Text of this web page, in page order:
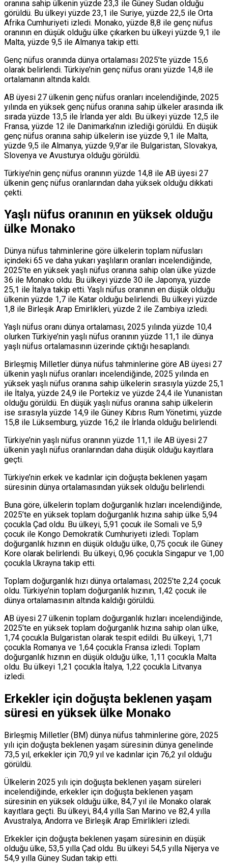
oranına sahip ülkenin yüzde 23,3 ile Güney Sudan olduğu
görüldü. Bu ülkeyi yüzde 23,1 ile Suriye, yüzde 22,5 ile Orta
Afrika Cumhuriyeti izledi. Monako, yüzde 8,8 ile genç nüfus
oranının en düşük olduğu ülke çıkarken bu ülkeyi yüzde 9,1 ile
Malta, yüzde 9,5 ile Almanya takip etti.
Genç nüfus oranında dünya ortalaması 2025’te yüzde 15,6
olarak belirlendi. Türkiye’nin genç nüfus oranı yüzde 14,8 ile
ortalamanın altında kaldı.
AB üyesi 27 ülkenin genç nüfus oranları incelendiğinde, 2025
yılında en yüksek genç nüfus oranına sahip ülkeler arasında ilk
sırada yüzde 13,5 ile İrlanda yer aldı. Bu ülkeyi yüzde 12,5 ile
Fransa, yüzde 12 ile Danimarka’nın izlediği görüldü. En düşük
genç nüfus oranına sahip ülkelerin ise yüzde 9,1 ile Malta,
yüzde 9,5 ile Almanya, yüzde 9,9’ar ile Bulgaristan, Slovakya,
Slovenya ve Avusturya olduğu görüldü.
Türkiye’nin genç nüfus oranının yüzde 14,8 ile AB üyesi 27
ülkenin genç nüfus oranlarından daha yüksek olduğu dikkati
çekti.
Yaşlı nüfus oranının en yüksek olduğu
ülke Monako
Dünya nüfus tahminlerine göre ülkelerin toplam nüfusları
içindeki 65 ve daha yukarı yaşlıların oranları incelendiğinde,
2025’te en yüksek yaşlı nüfus oranına sahip olan ülke yüzde
36 ile Monako oldu. Bu ülkeyi yüzde 30 ile Japonya, yüzde
25,1 ile İtalya takip etti. Yaşlı nüfus oranının en düşük olduğu
ülkenin yüzde 1,7 ile Katar olduğu belirlendi. Bu ülkeyi yüzde
1,8 ile Birleşik Arap Emirlikleri, yüzde 2 ile Zambiya izledi.
Yaşlı nüfus oranı dünya ortalaması, 2025 yılında yüzde 10,4
olurken Türkiye’nin yaşlı nüfus oranının yüzde 11,1 ile dünya
yaşlı nüfus ortalamasının üzerinde çıktığı hesaplandı.
Birleşmiş Milletler dünya nüfus tahminlerine göre AB üyesi 27
ülkenin yaşlı nüfus oranları incelendiğinde, 2025 yılında en
yüksek yaşlı nüfus oranına sahip ülkelerin sırasıyla yüzde 25,1
ile İtalya, yüzde 24,9 ile Portekiz ve yüzde 24,4 ile Yunanistan
olduğu görüldü. En düşük yaşlı nüfus oranına sahip ülkelerin
ise sırasıyla yüzde 14,9 ile Güney Kıbrıs Rum Yönetimi, yüzde
15,8 ile Lüksemburg, yüzde 16,2 ile İrlanda olduğu belirlendi.
Türkiye’nin yaşlı nüfus oranının yüzde 11,1 ile AB üyesi 27
ülkenin yaşlı nüfus oranlarından daha düşük olduğu kayıtlara
geçti.
Türkiye’nin erkek ve kadınlar için doğuşta beklenen yaşam
süresinin dünya ortalamasından yüksek olduğu belirlendi.
Buna göre, ülkelerin toplam doğurganlık hızları incelendiğinde,
2025’te en yüksek toplam doğurganlık hızına sahip ülke 5,94
çocukla Çad oldu. Bu ülkeyi, 5,91 çocuk ile Somali ve 5,9
çocuk ile Kongo Demokratik Cumhuriyeti izledi. Toplam
doğurganlık hızının en düşük olduğu ülke, 0,75 çocuk ile Güney
Kore olarak belirlendi. Bu ülkeyi, 0,96 çocukla Singapur ve 1,00
çocukla Ukrayna takip etti.
Toplam doğurganlık hızı dünya ortalaması, 2025’te 2,24 çocuk
oldu. Türkiye’nin toplam doğurganlık hızının, 1,42 çocuk ile
dünya ortalamasının altında kaldığı görüldü.
AB üyesi 27 ülkenin toplam doğurganlık hızları incelendiğinde,
2025’te en yüksek toplam doğurganlık hızına sahip olan ülke,
1,74 çocukla Bulgaristan olarak tespit edildi. Bu ülkeyi, 1,71
çocukla Romanya ve 1,64 çocukla Fransa izledi. Toplam
doğurganlık hızının en düşük olduğu ülke, 1,11 çocukla Malta
oldu. Bu ülkeyi 1,21 çocukla İtalya, 1,22 çocukla Litvanya
izledi.
Erkekler için doğuşta beklenen yaşam
süresi en yüksek ülke Monako
Birleşmiş Milletler (BM) dünya nüfus tahminlerine göre, 2025
yılı için doğuşta beklenen yaşam süresinin dünya genelinde
73,5 yıl, erkekler için 70,9 yıl ve kadınlar için 76,2 yıl olduğu
görüldü.
Ülkelerin 2025 yılı için doğuşta beklenen yaşam süreleri
incelendiğinde, erkekler için doğuşta beklenen yaşam
süresinin en yüksek olduğu ülke, 84,7 yıl ile Monako olarak
kayıtlara geçti. Bu ülkeyi, 84,4 yılla San Marino ve 82,4 yılla
Avustralya, Andorra ve Birleşik Arap Emirlikleri izledi.
Erkekler için doğuşta beklenen yaşam süresinin en düşük
olduğu ülke, 53,5 yılla Çad oldu. Bu ülkeyi 54,5 yılla Nijerya ve
54,9 yılla Güney Sudan takip etti.